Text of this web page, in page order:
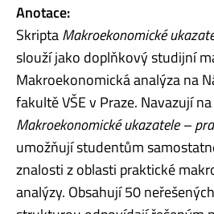
Anotace:
SkriptaMakroekonomické
slouží jako doplňkový studijní
Makroekonomická analýza na
fakultě VŠE v Praze. Navazují
Makroekonomické ukazatele –
umožňují studentům
znalosti z oblasti praktické
analýzy. Obsahují 50